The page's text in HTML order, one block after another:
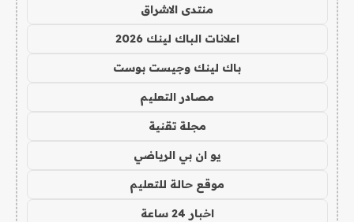
منتدى الاشراق
اعلانات الباك لينك 2026
باك لينك وجيست بوست
مصادر التعليم
مجلة تقنية
يو ان بي الرياضي
موقع حالة للتعليم
اخبار 24 ساعة